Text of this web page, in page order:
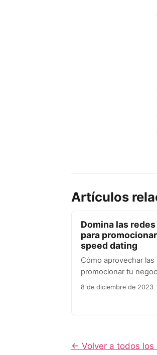
Artículos
Domina las
para
speed dating
Cómo aprovechar
promocionar tu
8 de diciembre de 2023
← Volver a todos los